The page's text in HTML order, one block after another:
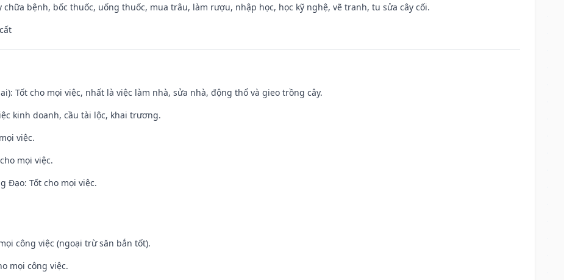
chữa bệnh, bốc thuốc, uống thuốc, mua trâu, làm rượu, nhập học, học kỹ nghệ, vẽ tranh, tu sửa cây cối.
Tốt cho mọi việc, nhất là việc làm nhà, sửa nhà, động thổ và gieo trồng cây.
kinh doanh, cầu tài lộc, khai trương.
việc.
mọi việc.
Đạo: Tốt cho mọi việc.
công việc (ngoại trừ săn bắn tốt).
mọi công việc.